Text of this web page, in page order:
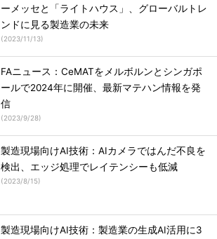
ーメッセと「ライトハウス」、グローバルトレ
ンドに見る製造業の未来
(2023/11/13)
FAニュース：CeMATをメルボルンとシンガポ
ールで2024年に開催、最新マテハン情報を発
信
(2023/9/28)
製造現場向けAI技術：AIカメラではんだ不良を
検出、エッジ処理でレイテンシーも低減
(2023/8/15)
製造現場向けAI技術：製造業の生成AI活用に3